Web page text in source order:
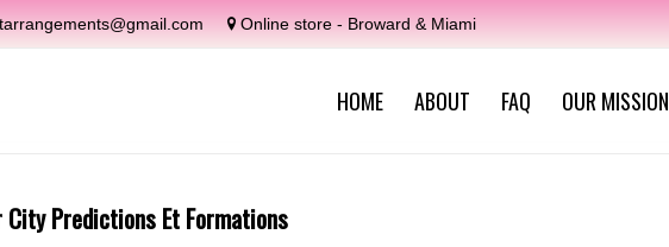
Online store - Broward & Miami
HOME ABOUT FAQ OUR MISSION
Predictions Et Formations